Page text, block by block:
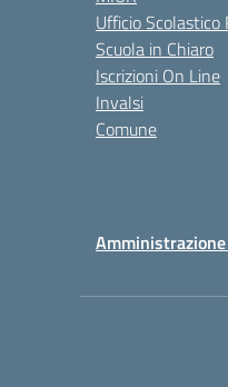
Ufficio Scolastico
Scuola in Chiaro
Iscrizioni On Line
Invalsi
Comune